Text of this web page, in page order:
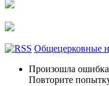
Общецерковные
Произошла
Повторите